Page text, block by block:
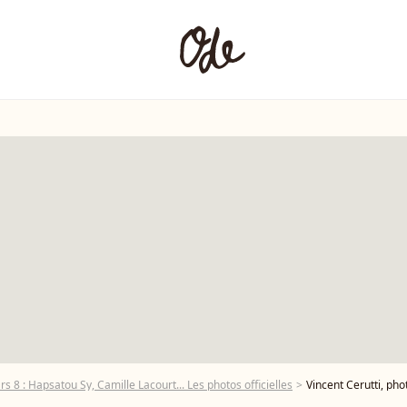
8 : Hapsatou Sy, Camille Lacourt... Les photos officielles Vincent Cerutti,